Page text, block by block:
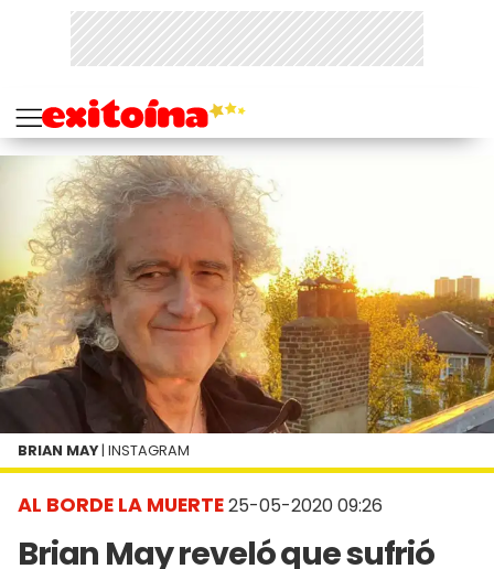
AL BORDE LA MUERTE25-05-2020 09:26
Brian May reveló que sufrió
BRIAN MAY| INSTAGRAM